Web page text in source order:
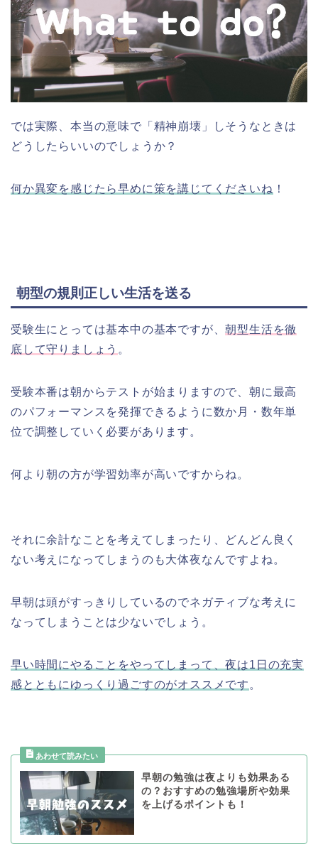
では実際、本当の意味で「精神崩壊」しそうなときは
どうしたらいいのでしょうか？
何か異変を感じたら早めに策を講じてくださいね ！
朝型の規則正しい生活を送る
受験生にとっては基本中の基本ですが、朝型生活を徹
底して守りましょう 。
受験本番は朝からテストが始まりますので、朝に最高
のパフォーマンスを発揮できるように数か月・数年単
位で調整していく必要があります。
何より朝の方が学習効率が高いですからね。
それに余計なことを考えてしまったり、どんどん良く
ない考えになってしまうのも大体夜なんですよね。
早朝は頭がすっきりしているのでネガティブな考えに
なってしまうことは少ないでしょう。
早い時間にやることをやってしまって、夜は1日の充実
感とともにゆっくり過ごすのがオススメです 。
早朝の勉強は夜よりも効果ある
の？おすすめの勉強場所や効果
を上げるポイントも！